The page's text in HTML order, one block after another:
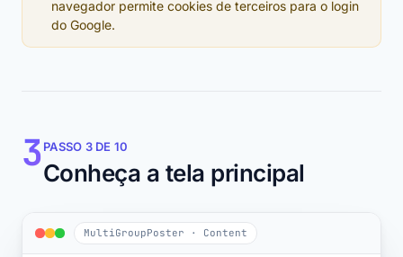
navegador permite cookies de terceiros para o login
do Google.
3 PASSO 3 DE 10
Conheça a tela principal
MultiGroupPoster · Content